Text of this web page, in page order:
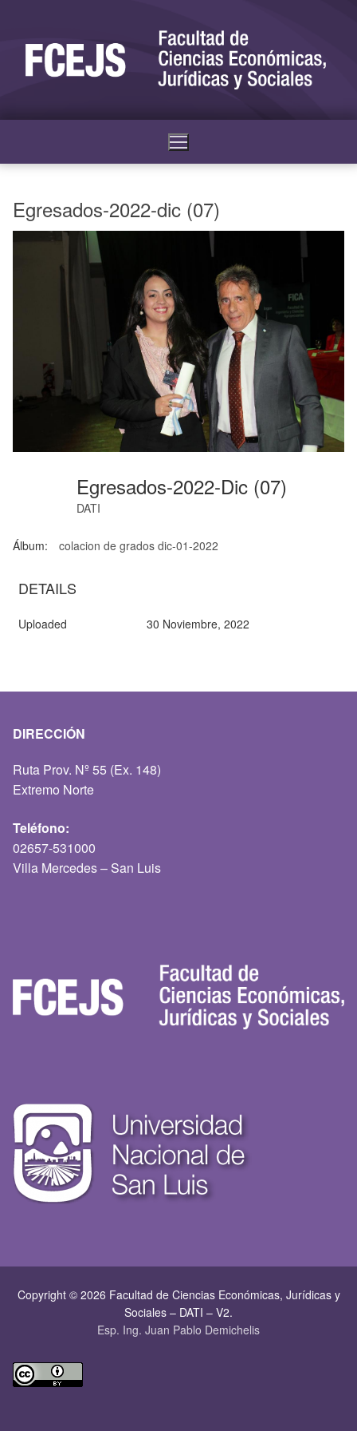
Egresados-2022-dic (07)
Egresados-2022-Dic (07)
DATI
Álbum: colacion de grados dic-01-2022
DETAILS
Uploaded 30 Noviembre, 2022
DIRECCIÓN
Ruta Prov. Nº 55 (Ex. 148)
Extremo Norte
Teléfono:
02657-531000
Villa Mercedes – San Luis
Copyright © 2026 Facultad de Ciencias Económicas, Jurí­dicas y
Sociales – DATI – V2.
Esp. Ing. Juan Pablo Demichelis